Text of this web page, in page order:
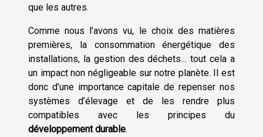
que les autres.
Comme nous l’avons vu, le choix des matières
premières, la consommation énergétique des
installations, la gestion des déchets… tout cela a
un impact non négligeable sur notre planète. Il est
donc d’une importance capitale de repenser nos
systèmes d’élevage et de les rendre plus
compatibles avec les principes du
développement durable.